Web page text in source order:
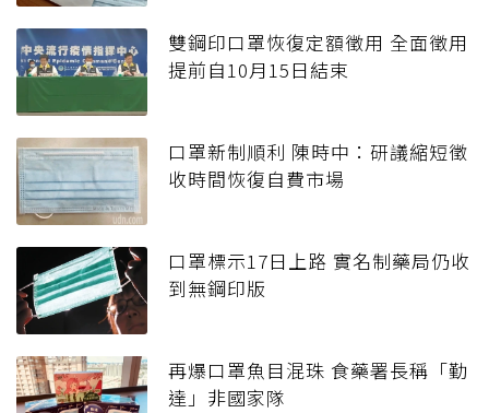
雙鋼印口罩恢復定額徵用 全面徵用
提前自10月15日結束
口罩新制順利 陳時中：研議縮短徵
收時間恢復自費市場
口罩標示17日上路 實名制藥局仍收
到無鋼印版
再爆口罩魚目混珠 食藥署長稱「勤
達」非國家隊